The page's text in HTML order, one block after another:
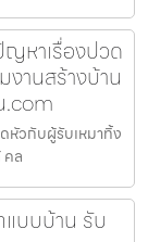
หาเรื่องปวด
งานสร้างบ้าน
.com
หัวกับผู้รับเหมาทิ้ง
คล
แบบบ้าน รับ